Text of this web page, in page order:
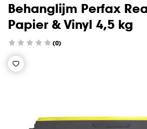
Behanglijm Perfax
Papier & Vinyl 4,5 kg
(0)